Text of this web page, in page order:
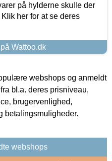
på hylderne skulle der
her for at se deres
Wattoo.dk
webshops og anmeldt
bl.a. deres prisniveau,
brugervenlighed,
betalingsmuligheder.
webshops